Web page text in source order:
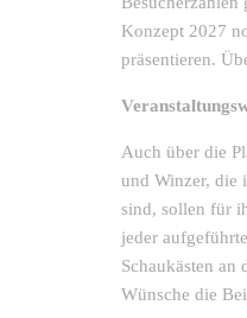
Konzept 2027
präsentieren.
Auch über die
und Winzer, die
sind, sollen für
jeder
Schaukästen
Wünsche die